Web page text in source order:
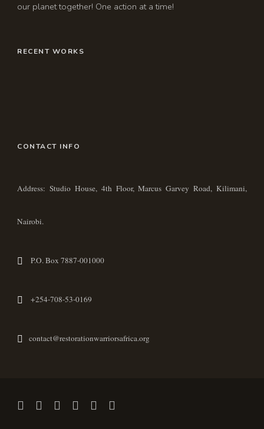
our planet together! One action at a time!
RECENT WORKS
CONTACT INFO
Address: Studio House, 4th Floor, Marcus Garvey Road, Kilimani,
Nairobi.
P.O. Box 7887-001000
+254-708-53-0169
contact@restorationwarriorsafrica.org